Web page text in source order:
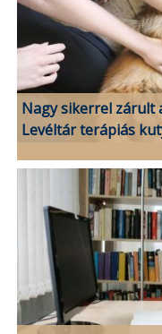
Nagy sikerrel zárult
Levéltár terápiás